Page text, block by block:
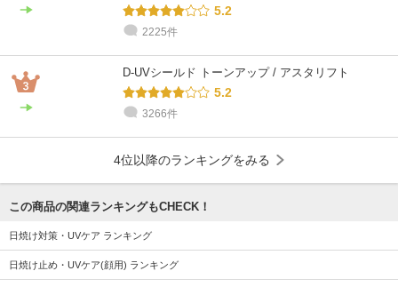
5.2
2225件
D-UVシールド トーンアップ / アスタリフト
5.2
3266件
4位以降のランキングをみる
この商品の関連ランキングもCHECK！
日焼け対策・UVケア ランキング
日焼け止め・UVケア(顔用) ランキング